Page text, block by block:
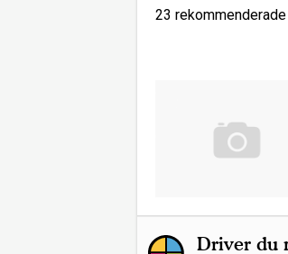
23
Driver du